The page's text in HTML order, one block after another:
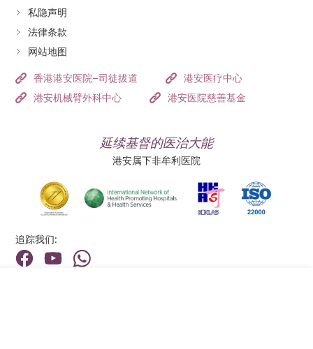
私隐声明
法律条款
网站地图
香港港安医院–司徒拔道
港安医疗中心
港安机械臂外科中心
港安医院慈善基金
延续基督的医治大能
港安属下非牟利医院
追踪我们: